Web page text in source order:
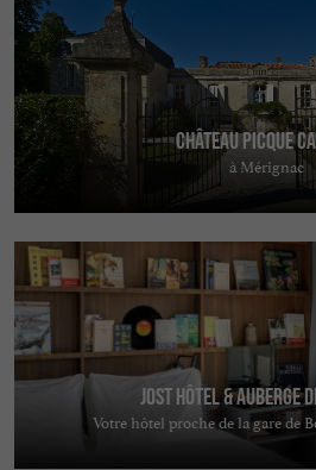
Château Picque
à Mérignac
Jost Hôtel & Auberge
Votre hôtel proche de la gare de